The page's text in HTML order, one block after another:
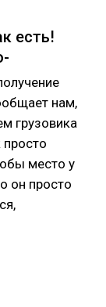
есть!
нам,
грузовика
просто
место у
он просто